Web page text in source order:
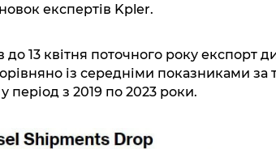
експертів Kpler.
до 13 квітня поточного року експорт
із середніми показниками за
період з 2019 по 2023 роки.